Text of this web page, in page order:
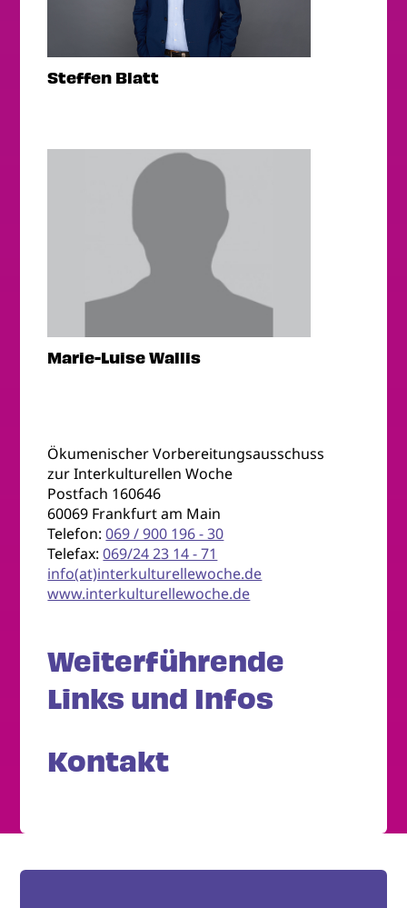
Steffen Blatt
Marie-Luise Wallis
Ökumenischer Vorbereitungsausschuss
zur Interkulturellen Woche
Postfach 160646
60069 Frankfurt am Main
Telefon:069 / 900 196 - 30
Telefax:069/24 23 14 - 71
info(at)interkulturellewoche.de
www.interkulturellewoche.de
Weiterführende
Links und Infos
Kontakt